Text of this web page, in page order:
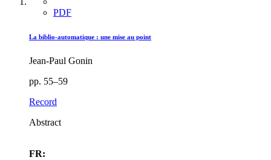
PDF
La biblio-automatique : une mise au point
Jean-Paul Gonin
pp. 55–59
Record
Abstract
FR: